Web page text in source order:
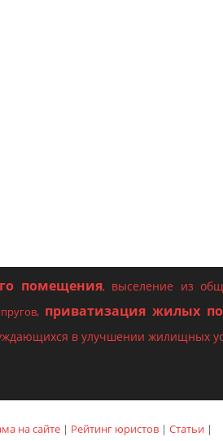
помещения, выселение из
, приватизация жилых
в улучшении жилищных
на сайте | Рейтинг юристов | Статьи |